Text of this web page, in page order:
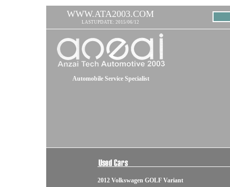
WWW.ATA2003.COM
LASTUPDATE: 2015/06/12
Automobile Service Specialist
2012 Volkswagen GOLF Variant